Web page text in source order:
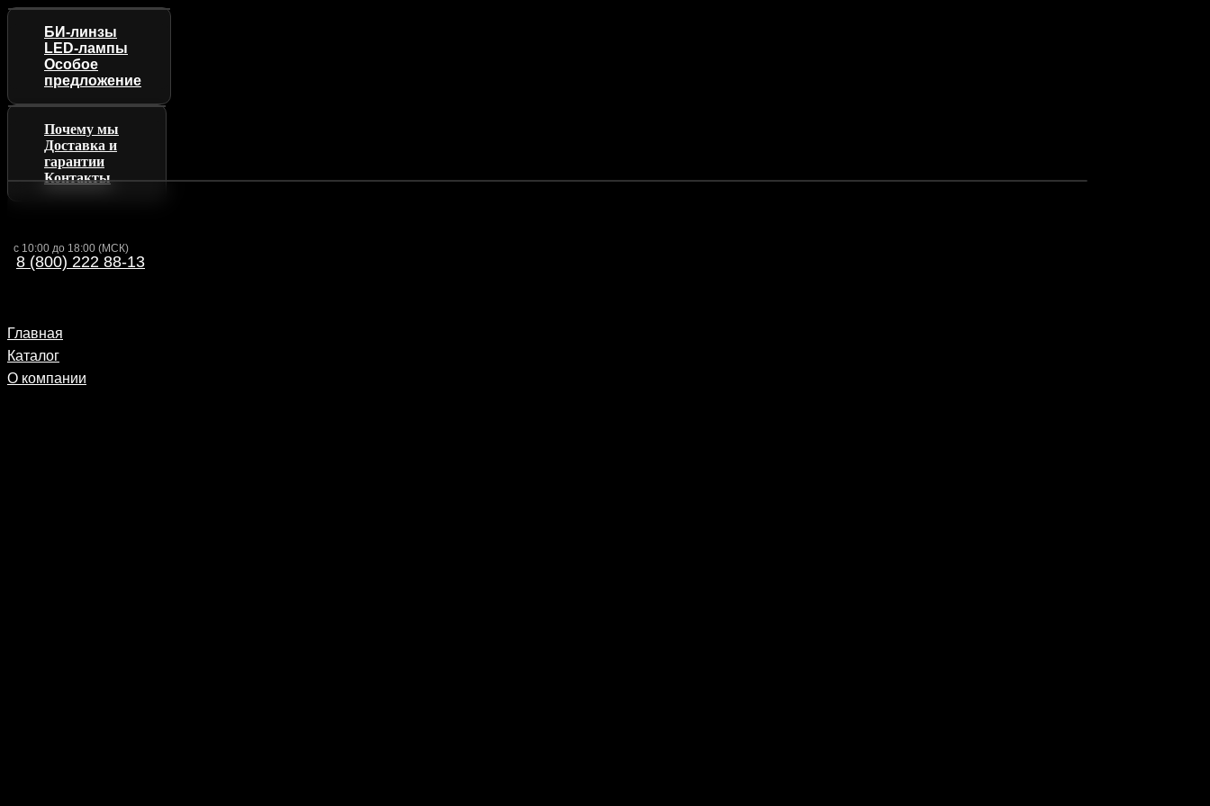
с 10:00 до 18:00 (МСК)
8 (800) 222 88-13
Главная
Каталог
О компании
БИ-линзы
LED-лампы
Особое
предложение
Почему мы
Доставка и
гарантии
Контакты